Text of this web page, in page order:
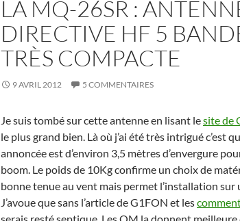
LA MQ-26SR :
DIRECTIVE HF 5
TRÈS COMPACTE
9 AVRIL 2012 5 COMMENTAIRES
Je suis tombé sur cette antenne en lisant lesite de
le plus grand bien. Là où j’ai été très intrigué c’est
annoncée est d’environ 3,5 mètres d’envergure
boom. Le poids de 10Kg confirme un choix de
bonne tenue au vent mais permet l’installation sur
J’avoue que sans l’article de G1FON et les